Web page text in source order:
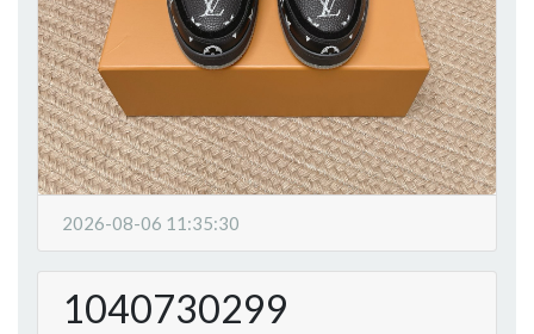
2026-08-06 11:35:30
1040730299